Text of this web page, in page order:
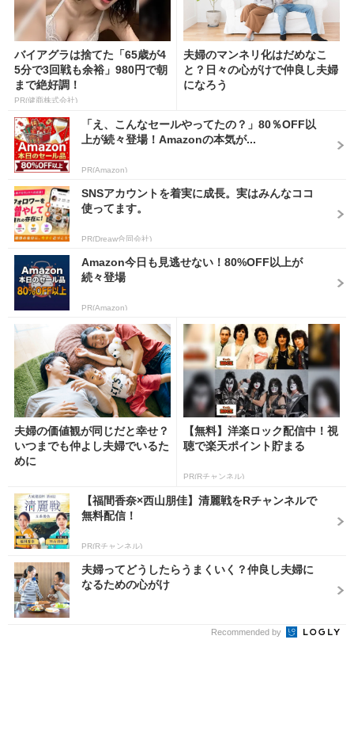
バイアグラは捨てた「65歳が4
5分で3回戦も余裕」980円で朝
まで絶好調！
PR(健商株式会社)
夫婦のマンネリ化はだめなこ
と？日々の心がけで仲良し夫婦
になろう
「え、こんなセールやってたの？」80％OFF以
上が続々登場！Amazonの本気が...
PR(Amazon)
SNSアカウントを着実に成長。実はみんなココ
使ってます。
PR(Dreaw合同会社)
Amazon今日も見逃せない！80%OFF以上が
続々登場
PR(Amazon)
夫婦の価値観が同じだと幸せ？
いつまでも仲よし夫婦でいるた
めに
【無料】洋楽ロック配信中！視
聴で楽天ポイント貯まる
PR(Rチャンネル)
【福間香奈×西山朋佳】清麗戦をRチャンネルで
無料配信！
PR(Rチャンネル)
夫婦ってどうしたらうまくいく？仲良し夫婦に
なるための心がけ
Recommended by